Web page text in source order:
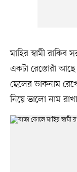
মাহির স্বামী
একটা রেস্তোরাঁ
ছেলের ডাকনাম
নিয়ে ভালো নাম